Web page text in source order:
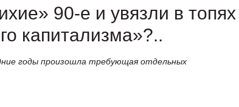
90-е и увязли в топях
капитализма»?..
годы произошла требующая отдельных